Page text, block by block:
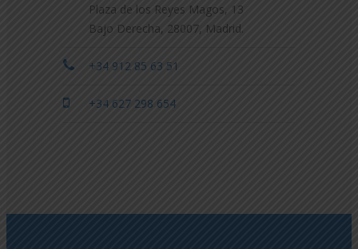
Plaza de los Reyes Magos, 13
Bajo Derecha, 28007, Madrid.
+34 912 85 63 51
+34 627 298 654